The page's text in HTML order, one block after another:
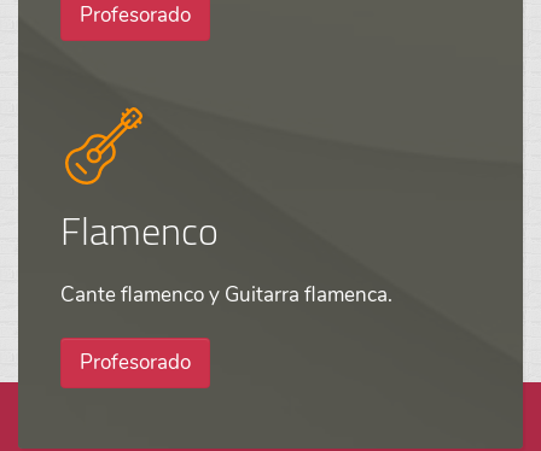
Profesorado
Flamenco
Cante flamenco y Guitarra flamenca.
Profesorado